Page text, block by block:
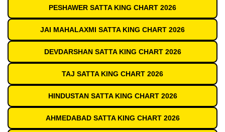
PESHAWER SATTA KING CHART 2026
JAI MAHALAXMI SATTA KING CHART 2026
DEVDARSHAN SATTA KING CHART 2026
TAJ SATTA KING CHART 2026
HINDUSTAN SATTA KING CHART 2026
AHMEDABAD SATTA KING CHART 2026